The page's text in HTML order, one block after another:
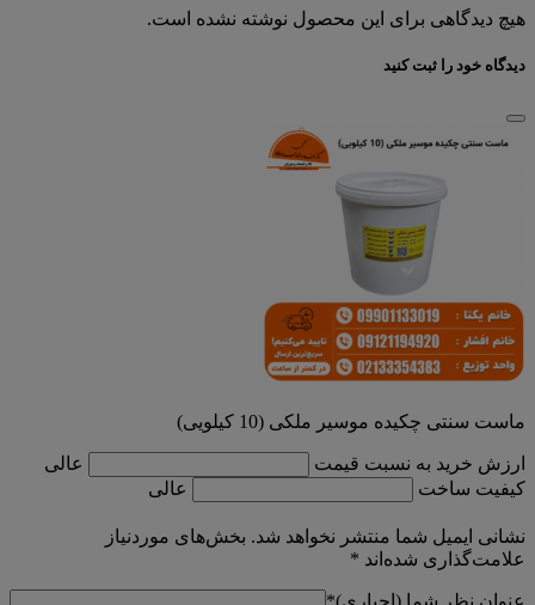
هیچ دیدگاهی برای این محصول نوشته نشده است.
دیدگاه خود را ثبت کنید
ماست سنتی چکیده موسیر ملکی (10 کیلویی)
ارزش خرید به نسبت قیمت
عالی
کیفیت ساخت
عالی
نشانی ایمیل شما منتشر نخواهد شد. بخش‌های موردنیاز
علامت‌گذاری شده‌اند *
عنوان نظر شما (اجباری)*